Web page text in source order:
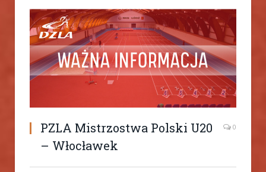
PZLA Mistrzostwa Polski U20
– Włocławek
0